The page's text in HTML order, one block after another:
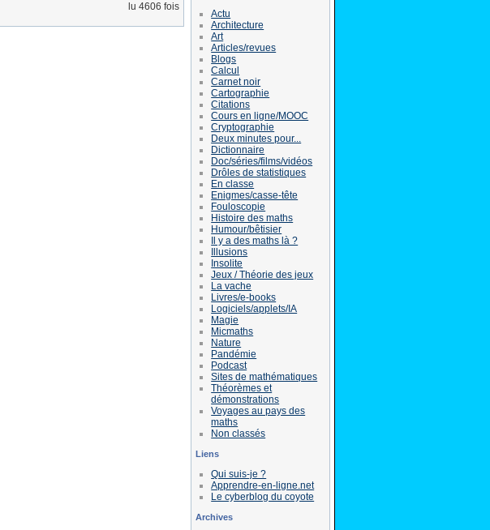
lu 4606 fois
Actu
Architecture
Art
Articles/revues
Blogs
Calcul
Carnet noir
Cartographie
Citations
Cours en ligne/MOOC
Cryptographie
Deux minutes pour...
Dictionnaire
Doc/séries/films/vidéos
Drôles de statistiques
En classe
Enigmes/casse-tête
Fouloscopie
Histoire des maths
Humour/bêtisier
Il y a des maths là ?
Illusions
Insolite
Jeux / Théorie des jeux
La vache
Livres/e-books
Logiciels/applets/IA
Magie
Micmaths
Nature
Pandémie
Podcast
Sites de mathématiques
Théorèmes et
démonstrations
Voyages au pays des
maths
Non classés
Liens
Qui suis-je ?
Apprendre-en-ligne.net
Le cyberblog du coyote
Archives